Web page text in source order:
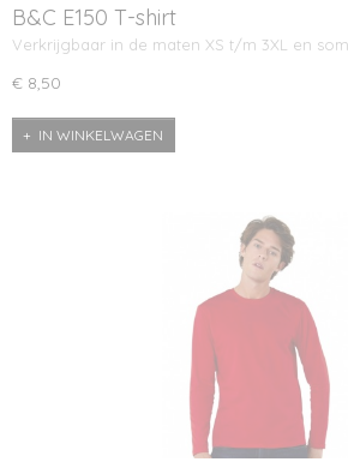
B&C E150 T-shirt
Verkrijgbaar in de maten XS t/m 3XL en
€ 8,50
IN WINKELWAGEN